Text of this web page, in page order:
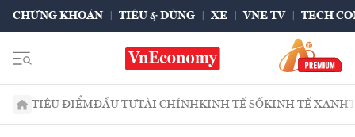
CHỨNG KHOÁN TIÊU & DÙNG XE VNE TV TECH
TIÊU ĐIỂMĐẦU TƯTÀI CHÍNHKINH TẾ SỐKINH TẾ XANH